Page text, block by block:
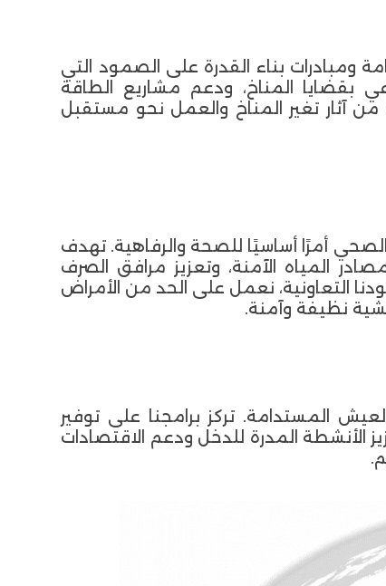
ومبادرات بناء القدرة على الصمود التي
بقضايا المناخ، ودعم مشاريع الطاقة
آثار تغير المناخ والعمل نحو مستقبل
أمرًا أساسيًا للصحة والرفاهية. تهدف
المياه الآمنة، وتعزيز مرافق الصرف
التعاونية، نعمل على الحد من الأمراض
نظيفة وآمنة.
المستدامة. تركز برامجنا على توفير
الأنشطة المدرة للدخل ودعم الاقتصادات